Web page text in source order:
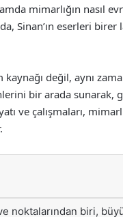
mimarlığın nasıl
Sinan’ın eserleri
değil, aynı
bir arada sunarak,
ve çalışmaları,
noktalarından biri,